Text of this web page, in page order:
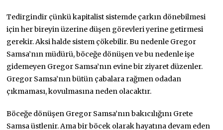
Tedirgindir çünkü kapitalist sistemde çarkın dönebilmesi
için her bireyin üzerine düşen görevleri yerine getirmesi
gerekir. Aksi halde sistem çökebilir. Bu nedenle Gregor
Samsa’nın müdürü, böceğe dönüşen ve bu nedenle işe
gidemeyen Gregor Samsa’nın evine bir ziyaret düzenler.
Gregor Samsa’nın bütün çabalara rağmen odadan
çıkmaması, kovulmasına neden olacaktır.
Böceğe dönüşen Gregor Samsa’nın bakıcılığını Grete
Samsa üstlenir. Ama bir böcek olarak hayatına devam eden